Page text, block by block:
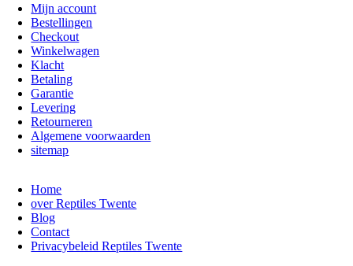
Mijn account
Bestellingen
Checkout
Winkelwagen
Klacht
Betaling
Garantie
Levering
Retourneren
Algemene voorwaarden
sitemap
Home
over Reptiles Twente
Blog
Contact
Privacybeleid Reptiles Twente